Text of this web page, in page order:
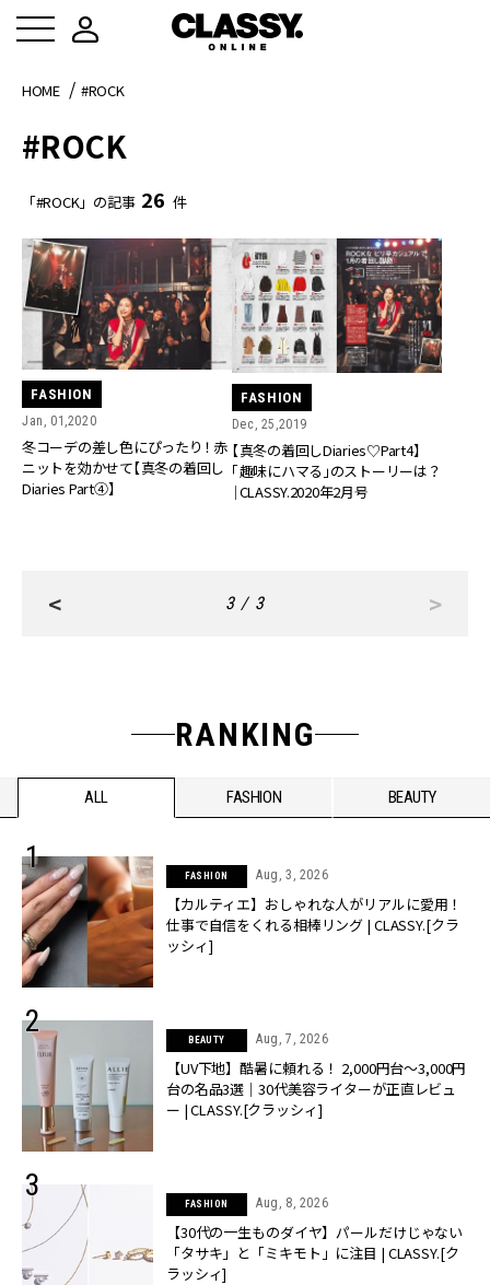
HOME #ROCK
#ROCK
「#ROCK」の記事 26 件
FASHION
Jan, 01,2020
冬コーデの差し色にぴったり！ 赤
ニットを効かせて【真冬の着回し
Diaries Part④】
FASHION
Dec, 25,2019
【真冬の着回しDiaries♡Part4】
「趣味にハマる」のストーリーは？
｜CLASSY.2020年2月号
< 3 / 3 >
RANKING
ALL FASHION BEAUTY
FASHION Aug, 3, 2026
【カルティエ】おしゃれな人がリアルに愛用！
仕事で自信をくれる相棒リング | CLASSY.[クラ
ッシィ]
BEAUTY Aug, 7, 2026
【UV下地】酷暑に頼れる！ 2,000円台〜3,000円
台の名品3選｜30代美容ライターが正直レビュ
ー | CLASSY.[クラッシィ]
FASHION Aug, 8, 2026
【30代の一生ものダイヤ】パールだけじゃない
「タサキ」と「ミキモト」に注目 | CLASSY.[ク
ラッシィ]